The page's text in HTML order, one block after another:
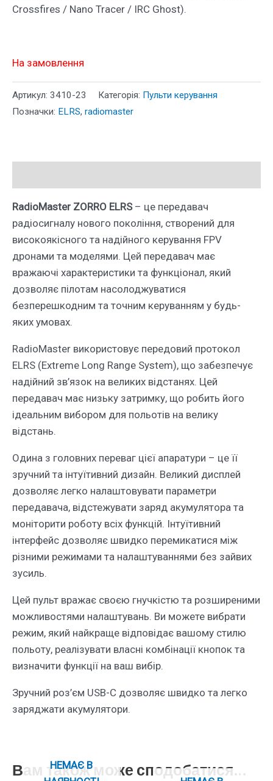
Crossfires / Nano Tracer / IRC Ghost).
На замовлення
Артикул: 3410-23 Категорія: Пульти керування
Позначки: ELRS, radiomaster
RadioMaster ZORRO ELRS– це передавач
радіосигналу нового покоління, створений для
високоякісного та надійного керування FPV
дронами та моделями. Цей передавач має
вражаючі характеристики та функціонал, який
дозволяє пілотам насолоджуватися
безперешкодним та точним керуванням у будь-
яких умовах.
RadioMaster використовує передовий протокол
ELRS (Extreme Long Range System), що забезпечує
надійний зв’язок на великих відстанях. Цей
передавач має низьку затримку, що робить його
ідеальним вибором для польотів на велику
відстань.
Одина з головних переваг цієї апаратури – це її
зручний та інтуїтивний дизайн. Великий дисплей
дозволяє легко налаштовувати параметри
передавача, відстежувати заряд акумулятора та
моніторити роботу всіх функцій. Інтуїтивний
інтерфейс дозволяє швидко перемикатися між
різними режимами та налаштуваннями без зайвих
зусиль.
Цей пульт вражає своєю гнучкістю та розширеними
можливостями налаштувань. Ви можете вибрати
режим, який найкраще відповідає вашому стилю
польоту, реалізувати власні комбінації кнопок та
визначити функції на ваш вибір.
Зручний роз’єм USB-C дозволяє швидко та легко
заряджати акумулятори.
Вам також може сподобатися…
НЕМАЄ В